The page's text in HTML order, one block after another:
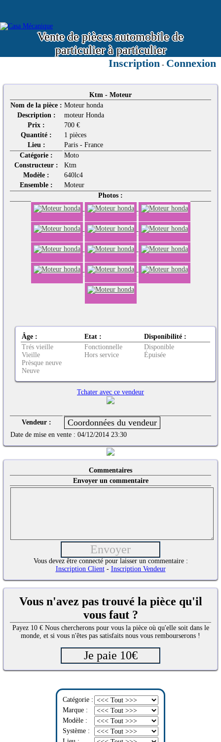
Vente de pièces automobile de
particulier à particulier
Inscription - Connexion
Ktm - Moteur
Nom de la pièce : Moteur honda
Description :
moteur Honda
Prix :
700 €
Quantité :
1 pièces
Lieu :
Paris - France
Catégorie :
Moto
Constructeur :
Ktm
Modèle :
640lc4
Ensemble :
Moteur
Photos :
Âge : Etat :
Disponibilité :
Trés vieille
Vieille
Prèsque neuve
Neuve
Fonctionnelle
Hors service
Disponible
Épuisée
Tchater avec ce vendeur
Vendeur :
Date de mise en vente : 04/12/2014 23:30
Commentaires
Envoyer un commentaire
Vous devez être connecté pour laisser un commentaire :
Inscription Client- Inscription Vendeur
Vous n'avez pas trouvé la pièce qu'il
vous faut ?
Payez 10 € Nous chercherons pour vous la pièce où qu'elle soit dans le
monde, et si vous n'êtes pas satisfaits nous vous rembourserons !
Catégorie :
Marque :
Modèle :
Système :